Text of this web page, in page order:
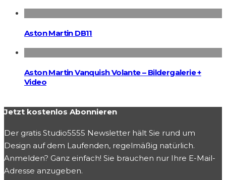
Aston Martin DB11
Aston Martin Vanquish Volante – Bildergalerie +
Video
Jetzt kostenlos Abonnieren
Der gratis Studio5555 Newsletter hält Sie rund um
Design auf dem Laufenden, regelmäßig natürlich.
Anmelden? Ganz einfach! Sie brauchen nur Ihre E-Mail-
Adresse anzugeben.